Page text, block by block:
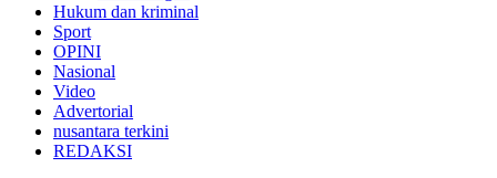
Hukum dan kriminal
Sport
OPINI
Nasional
Video
Advertorial
nusantara terkini
REDAKSI